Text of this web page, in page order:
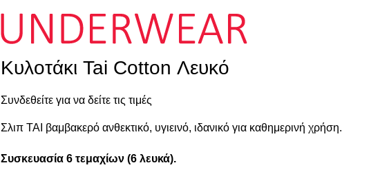
Κυλοτάκι Tai Cotton Λευκό
Συνδεθείτε για να δείτε τις τιμές
Σλιπ ΤΑΙ βαμβακερό ανθεκτικό, υγιεινό, ιδανικό για καθημερινή χρήση.
Συσκευασία 6 τεμαχίων (6 λευκά).